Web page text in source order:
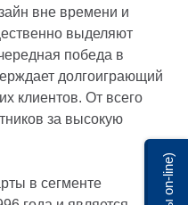
вне времени и
выделяют
победа в
долгоиграющий
клиентов. От всего
за высокую
в сегменте
Мы on-line)